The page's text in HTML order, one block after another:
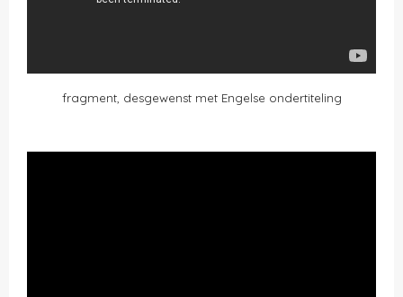
fragment, desgewenst met Engelse ondertiteling